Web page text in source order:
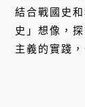
結合戰國史
史」想像，
主義的實踐